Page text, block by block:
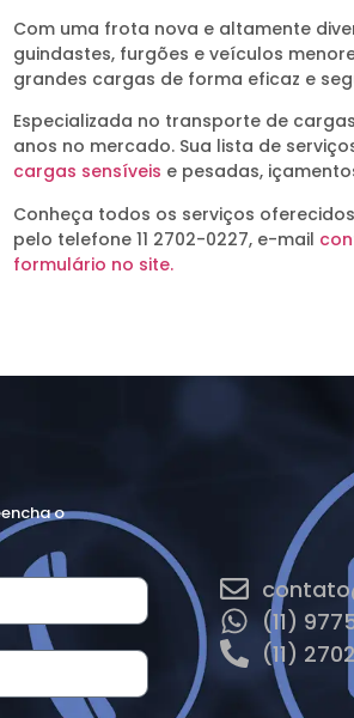
Com uma frota nova e altamente
guindastes, furgões e veículos
grandes cargas de forma eficaz e
Especializada no transporte de
anos no mercado. Sua lista de
cargas sensíveis e pesadas,
Conheça todos os serviços
pelo telefone 11 2702-0227, e-mail
formulário no site.
o
(11)
(11)